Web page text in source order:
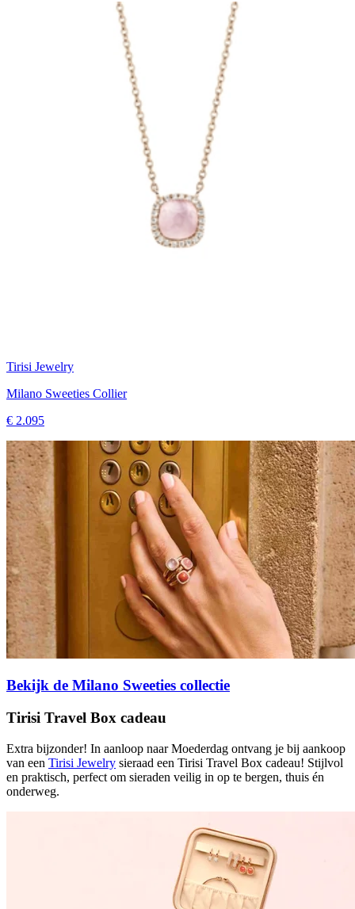
Tirisi Jewelry
Milano Sweeties Collier
€ 2.095
Bekijk de Milano Sweeties collectie
Tirisi Travel Box cadeau
Extra bijzonder! In aanloop naar Moederdag ontvang je bij aankoop
van een Tirisi Jewelry sieraad een Tirisi Travel Box cadeau! Stijlvol
en praktisch, perfect om sieraden veilig in op te bergen, thuis én
onderweg.